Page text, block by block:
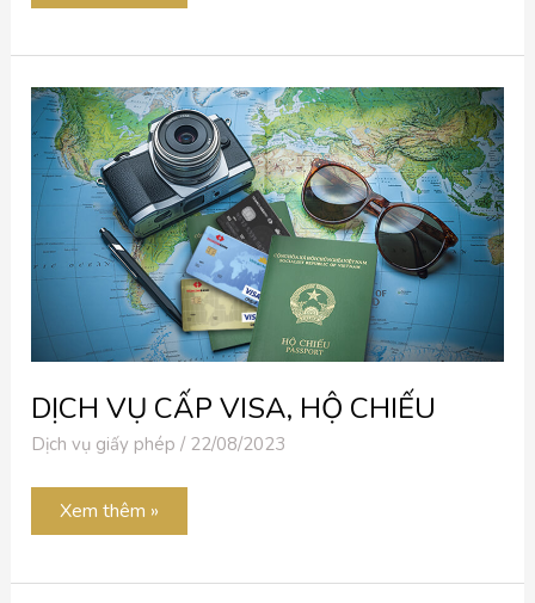
DỊCH VỤ CẤP VISA, HỘ CHIẾU
Dịch vụ giấy phép / 22/08/2023
DỊCH
VỤ
CẤP
VISA,
HỘ
CHIẾU
Xem thêm »